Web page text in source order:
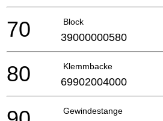
Block
70 39000000580
Klemmbacke
80 69902004000
Gewindestange